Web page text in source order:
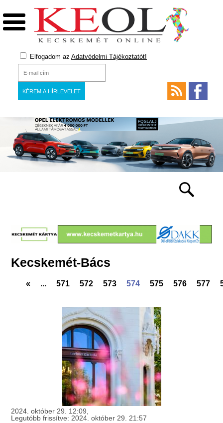
Elfogadom az Adatvédelmi Tájékoztatót!
Kecskemét-Bács
« ... 571 572 573 574 575 576 577
2024. október 29. 12:09,
Legutóbb frissítve: 2024. október 29. 21:57